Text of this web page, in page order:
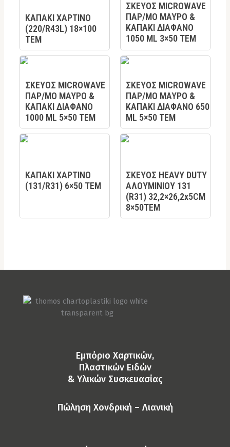
KAΠΑΚΙ ΧΑΡΤΙΝΟ
(220/R43L) 18×100
TEM
ΣΚΕΥΟΣ MICROWAVE
ΠΑΡ/ΜΟ ΜΑΥΡΟ &
ΚΑΠΑΚΙ ΔΙΑΦΑΝΟ
1050 ML 3×50 TEM
ΣΚΕΥΟΣ MICROWAVE
ΠΑΡ/ΜΟ ΜΑΥΡΟ &
ΚΑΠΑΚΙ ΔΙΑΦΑΝΟ
1000 ML 5×50 TEM
ΣΚΕΥΟΣ MICROWAVE
ΠΑΡ/ΜΟ ΜΑΥΡΟ &
ΚΑΠΑΚΙ ΔΙΑΦΑΝΟ 650
ML 5×50 TEM
ΚΑΠΑΚΙ ΧΑΡΤΙΝΟ
(131/R31) 6×50 TEM
ΣΚΕΥΟΣ HEAVY DUTY
ΑΛΟΥΜΙΝΙΟΥ 131
(R31) 32,2×26,2x5CM
8×50ΤΕΜ
Eμπόριο Χαρτικών,
Πλαστικών Ειδών
& Yλικών Συσκευασίας
Πώληση Χονδρική – Λιανική